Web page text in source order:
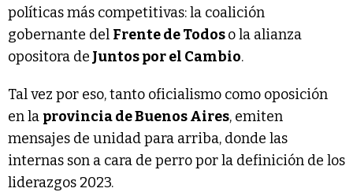
políticas más competitivas: la coalición
gobernante del Frente de Todoso la alianza
opositora de Juntos por el Cambio.
Tal vez por eso, tanto oficialismo como oposición
en la provincia de Buenos Aires, emiten
mensajes de unidad para arriba, donde las
internas son a cara de perro por la definición de los
liderazgos 2023.